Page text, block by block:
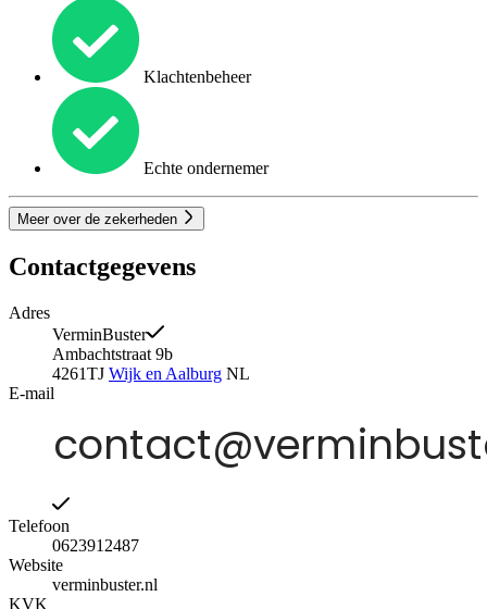
Klachtenbeheer
Echte ondernemer
Meer over de zekerheden
Contactgegevens
Adres
VerminBuster
Ambachtstraat 9b
4261TJ Wijk en Aalburg NL
E-mail
Telefoon
0623912487
Website
verminbuster.nl
KVK